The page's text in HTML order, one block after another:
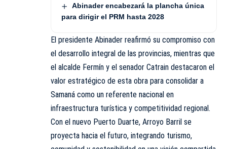
Abinader encabezará la plancha única
para dirigir el PRM hasta 2028
El presidente Abinader reafirmó su compromiso con
el desarrollo integral de las provincias, mientras que
el alcalde Fermín y el senador Catrain destacaron el
valor estratégico de esta obra para consolidar a
Samaná como un referente nacional en
infraestructura turística y competitividad regional.
Con el nuevo Puerto Duarte, Arroyo Barril se
proyecta hacia el futuro, integrando turismo,